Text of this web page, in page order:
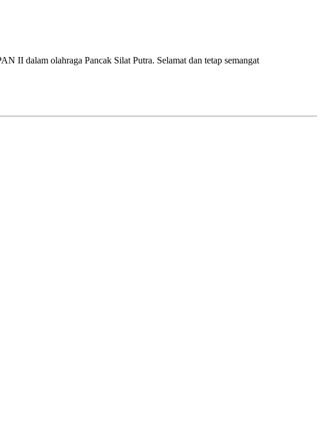
II dalam olahraga Pancak Silat Putra. Selamat dan tetap semangat